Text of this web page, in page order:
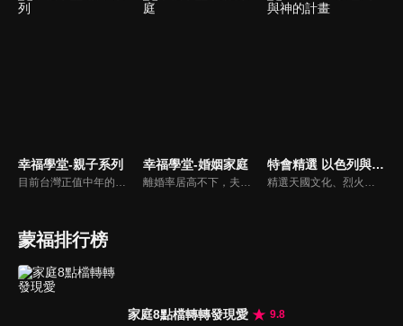
幸福學堂-親子系列
目前台灣正值中年的父母，是經過努力且經歷經濟缺乏到富有的高教育水準一代，但又深受權威父母教育之苦。雖希望能成為子女可溝通的朋友，也愛之深地擔心孩子行為是屬正常或偏差？是父母反應過度嗎？或放著不管…萬一孩子變壞了怎麼辦？讓老師來解難題...
幸福學堂-婚姻家庭
離婚率居高不下，夫妻家庭生活水深火熱並且疲乏無力。台灣真愛家庭協會副理事長延玲珍/邱維超夫婦以過去多年帶領夫妻營會的經驗，將夫妻成長課程搬上螢幕供全球華人使用。
特會精選 以色列與神的計畫
精選天國文化、烈火特會、超自然大能與使徒性教會等特會，幫助我們更加明白神的心意，好讓我們的生命能走在神的道路上進入命定。
蒙福排行榜
家庭8點檔轉轉發現愛
9.8